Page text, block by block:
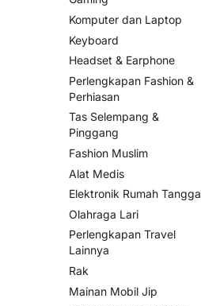
Komputer dan Laptop
Keyboard
Headset & Earphone
Perlengkapan Fashion &
Perhiasan
Tas Selempang &
Pinggang
Fashion Muslim
Alat Medis
Elektronik Rumah Tangga
Olahraga Lari
Perlengkapan Travel
Lainnya
Rak
Mainan Mobil Jip